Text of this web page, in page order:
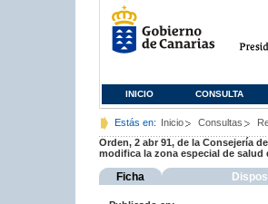
INICIO CONSULTA
Estás en: Inicio Consultas
Orden, 2 abr 91, de la Consejería
modifica la zona especial de salud
Ficha